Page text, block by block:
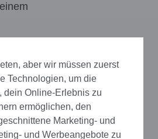
zu
sie
wir
Darüber
den
aber wir müssen zuerst
Technologien, um die
dein Online-Erlebnis zu
ermöglichen, den
Marketing- und
und Werbeangebote zu